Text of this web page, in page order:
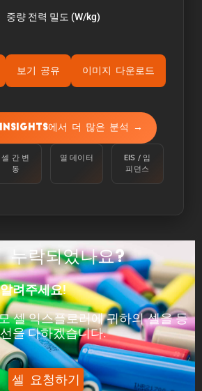
보기 공유 이미지 다운로드
도 25°C에서 100%에서 정전류
전압에 도달할 때까지 셀을 방전
.
압에 도달할 때까지 셀을 방전하
5분 동안 공급할 수 있는 전력입
5분 동안 공급할 수 있는 전류입
에서 더 많은 분석 →
셀 간 변
동
열 데이터
EIS / 임
피던스
누락되었나요?
려주세요!
셀 익스플로러에 귀하의 셀을 등
을 다하겠습니다.
셀 요청하기